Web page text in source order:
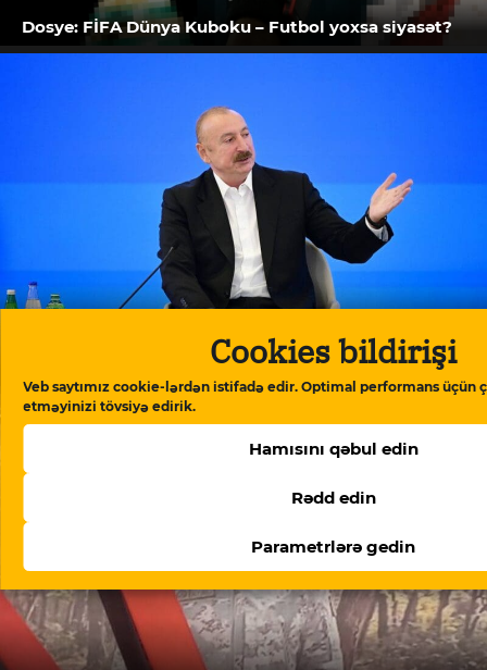
Cookies bildirişi
Veb saytımız cookie-lərdən istifadə edir. Optimal performans üçün
etməyinizi tövsiyə edirik.
Hamısını qəbul edin
Rədd edin
Parametrlərə gedin
Dosye: FİFA Dünya Kuboku – Futbol yoxsa siyasət?
İlham Əliyev: “Azərbaycan tam olaraq Avropa
Şurasından çıxmağı gözdən keçirir”